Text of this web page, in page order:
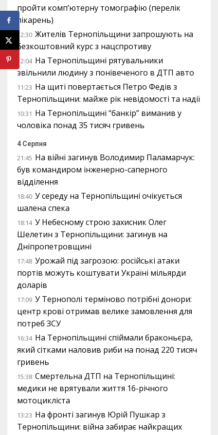
пройти комп’ютерну томографію (перелік
лікарень)
12:30 Жителів Тернопільщини запрошують на
безкоштовний курс з нацспротиву
12:04 На Тернопільщині рятувальники
звільнили людину з понівеченого в ДТП авто
11:23 На щиті повертається Петро Федів з
Тернопільщини: майже рік невідомості та надії
10:31 На Тернопільщині “банкір” виманив у
чоловіка понад 35 тисяч гривень
4 Серпня
21:45 На війні загинув Володимир Паламарчук:
був командиром інженерно-саперного
відділення
18:40 У середу на Тернопільщині очікується
шалена спека
18:14 У Небесному строю захисник Олег
Шелетин з Тернопільщини: загинув на
Дніпропетровщині
17:48 Урожай під загрозою: російські атаки
портів можуть коштувати Україні мільярди
доларів
17:09 У Тернополі терміново потрібні донори:
центр крові отримав велике замовлення для
потреб ЗСУ
16:34 На Тернопільщині спіймали браконьєра,
який сітками наловив риби на понад 220 тисяч
гривень
15:38 Смертельна ДТП на Тернопільщині:
медики не врятували життя 16-річного
мотоцикліста
13:23 На фронті загинув Юрій Пушкар з
Тернопільщини: війна забирає найкращих